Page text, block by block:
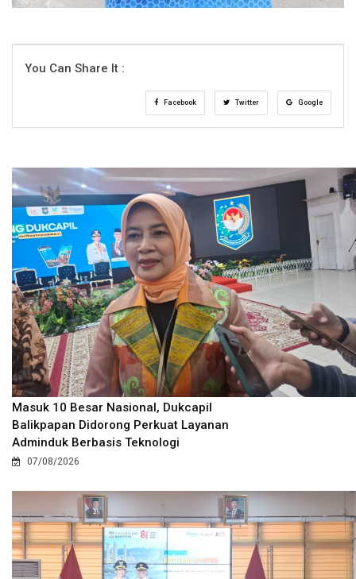
You Can Share It :
Facebook Twitter Google
Masuk 10 Besar Nasional, Dukcapil
Balikpapan Didorong Perkuat Layanan
Adminduk Berbasis Teknologi
07/08/2026